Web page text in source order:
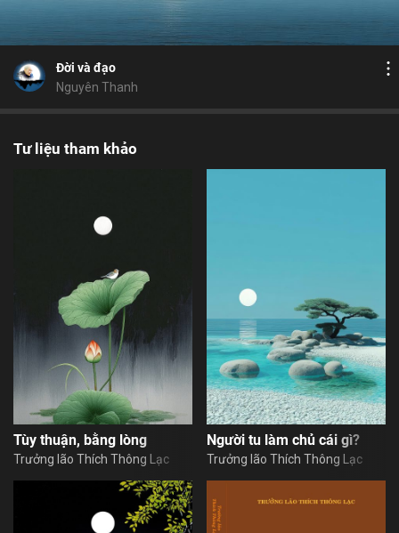
đôi mắt nhân quả đi tu
Đời và đạo
Nguyên Thanh
Lưu
Tư liệu tham khảo
Tùy thuận, bằng lòng
Trưởng lão Thích Thông Lạc
Người tu làm chủ cái gì?
Trưởng lão Thích Thông Lạc